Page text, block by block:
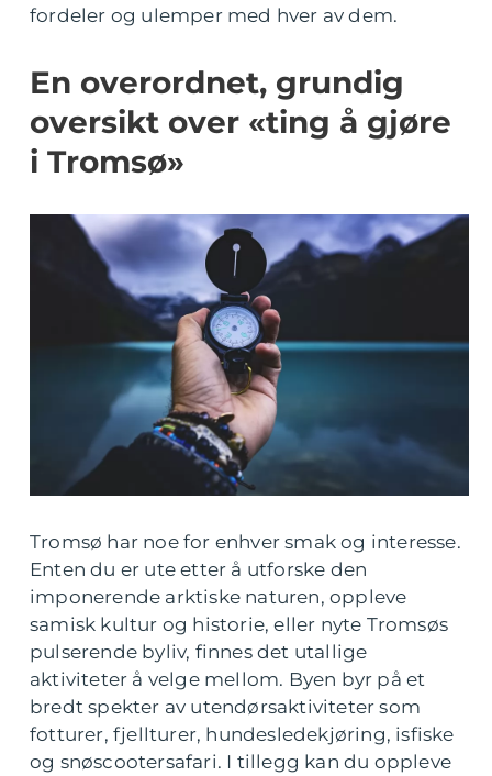
fordeler og ulemper med hver av dem.
En overordnet, grundig
oversikt over «ting å gjøre
i Tromsø»
Tromsø har noe for enhver smak og interesse.
Enten du er ute etter å utforske den
imponerende arktiske naturen, oppleve
samisk kultur og historie, eller nyte Tromsøs
pulserende byliv, finnes det utallige
aktiviteter å velge mellom. Byen byr på et
bredt spekter av utendørsaktiviteter som
fotturer, fjellturer, hundesledekjøring, isfiske
og snøscootersafari. I tillegg kan du oppleve